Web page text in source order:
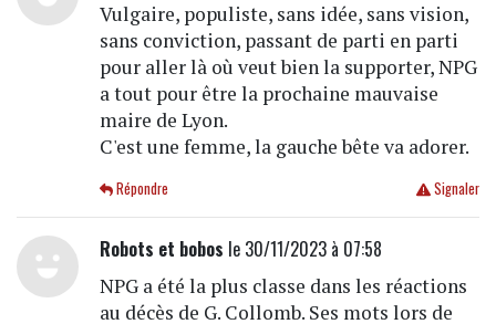
Vulgaire, populiste, sans idée, sans vision,
sans conviction, passant de parti en parti
pour aller là où veut bien la supporter, NPG
a tout pour être la prochaine mauvaise
maire de Lyon.
C'est une femme, la gauche bête va adorer.
Signaler
Répondre
Robots et bobos le 30/11/2023 à 07:58
NPG a été la plus classe dans les réactions
au décès de G. Collomb. Ses mots lors de